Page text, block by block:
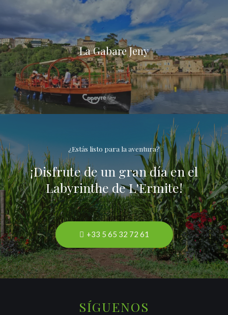
La Gabare Jeny
¿Estás listo para la aventura?
¡Disfrute de un gran día en el
Labyrinthe de L'Ermite!
+33 5 65 32 72 61
SÍGUENOS